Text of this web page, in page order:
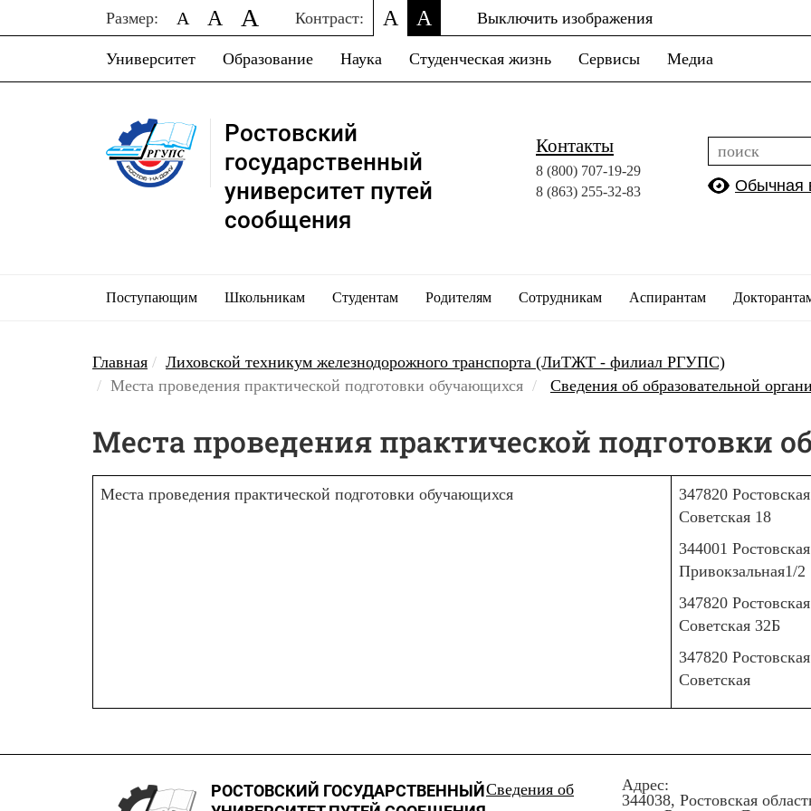
Размер: A A A Контраст: A A Выключить изображения
Университет Образование Наука Студенческая жизнь Сервисы Медиа
Ростовский
государственный
университет путей
сообщения
Контакты
8 (800) 707-19-29
8 (863) 255-32-83 Обычная
Поступающим Школьникам Студентам Родителям Сотрудникам Аспирантам
Главная
Лиховской техникум железнодорожного транспорта (ЛиТЖТ - филиал РГУПС)
Места проведения практической подготовки обучающихся
Сведения об образовательной
Места проведения практической подготовки
Места проведения практической подготовки обучающихся
347820
Советская 18
344001
Привокзальная1/2
347820
Советская 32Б
347820
Советская
РОСТОВСКИЙ ГОСУДАРСТВЕННЫЙ Сведения об
Адрес:
344038, Ростовская